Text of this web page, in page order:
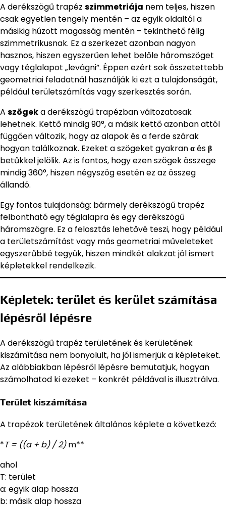
A derékszögű trapéz szimmetriája nem teljes, hiszen
csak egyetlen tengely mentén – az egyik oldaltól a
másikig húzott magasság mentén – tekinthető félig
szimmetrikusnak. Ez a szerkezet azonban nagyon
hasznos, hiszen egyszerűen lehet belőle háromszöget
vagy téglalapot „levágni”. Éppen ezért sok összetettebb
geometriai feladatnál használják ki ezt a tulajdonságát,
például területszámítás vagy szerkesztés során.
A szögeka derékszögű trapézban változatosak
lehetnek. Kettő mindig 90°, a másik kettő azonban attól
függően változik, hogy az alapok és a ferde szárak
hogyan találkoznak. Ezeket a szögeket gyakranαésβ
betűkkel jelölik. Az is fontos, hogy ezen szögek összege
mindig 360°, hiszen négyszög esetén ez az összeg
állandó.
Egy fontos tulajdonság: bármely derékszögű trapéz
felbontható egy téglalapra és egy derékszögű
háromszögre. Ez a felosztás lehetővé teszi, hogy például
a területszámítást vagy más geometriai műveleteket
egyszerűbbé tegyük, hiszen mindkét alakzat jól ismert
képletekkel rendelkezik.
Képletek: terület és kerület számítása
lépésről lépésre
A derékszögű trapéz területének és kerületének
kiszámítása nem bonyolult, ha jól ismerjük a képleteket.
Az alábbiakban lépésről lépésre bemutatjuk, hogyan
számolhatod ki ezeket – konkrét példával is illusztrálva.
Terület kiszámítása
A trapézok területének általános képlete a következő:
*T = ((a + b) / 2)m**
ahol
T: terület
a: egyik alap hossza
b: másik alap hossza